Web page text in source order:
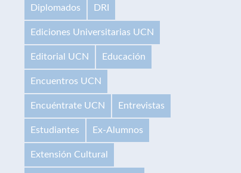
Diplomados DRI
Ediciones Universitarias UCN
Editorial UCN Educación
Encuentros UCN
Encuéntrate UCN Entrevistas
Estudiantes Ex-Alumnos
Extensión Cultural